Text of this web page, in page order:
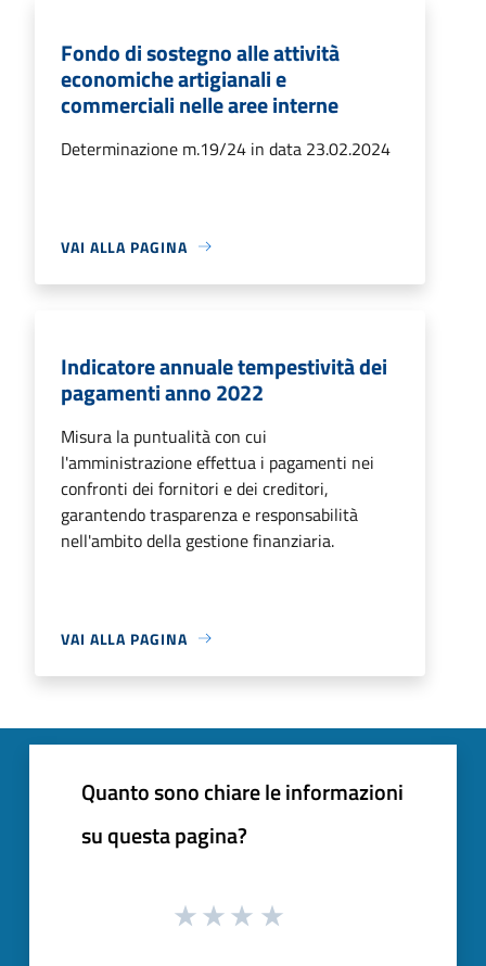
Fondo di sostegno alle attività
economiche artigianali e
commerciali nelle aree interne
Determinazione m.19/24 in data 23.02.2024
VAI ALLA PAGINA
Indicatore annuale tempestività dei
pagamenti anno 2022
Misura la puntualità con cui
l'amministrazione effettua i pagamenti nei
confronti dei fornitori e dei creditori,
garantendo trasparenza e responsabilità
nell'ambito della gestione finanziaria.
VAI ALLA PAGINA
Quanto sono chiare le informazioni
su questa pagina?